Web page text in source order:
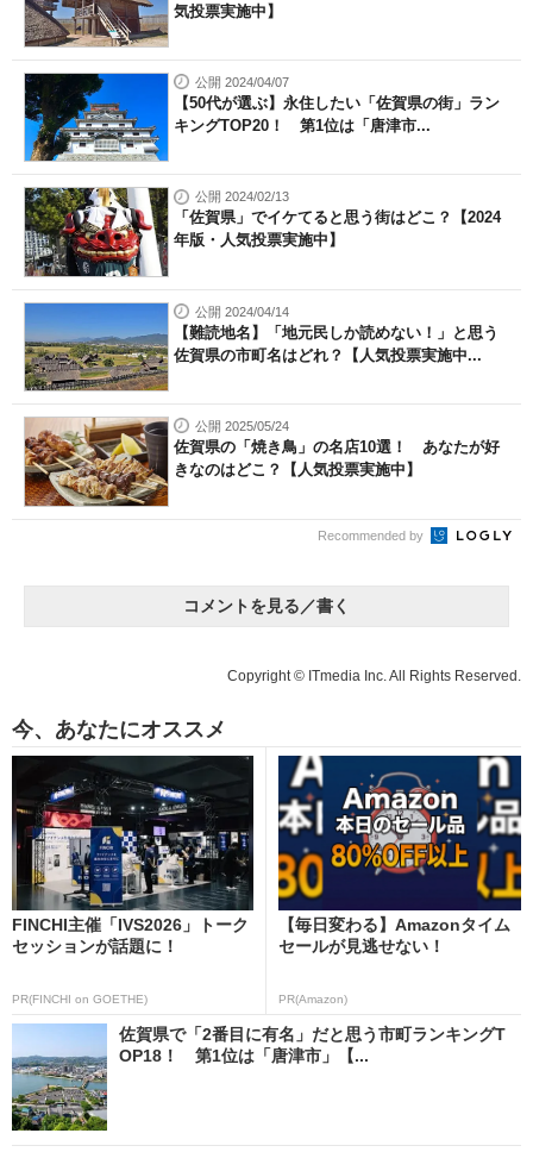
気投票実施中】
公開 2024/04/07
【50代が選ぶ】永住したい「佐賀県の街」ラン
キングTOP20！ 第1位は「唐津市...
公開 2024/02/13
「佐賀県」でイケてると思う街はどこ？【2024
年版・人気投票実施中】
公開 2024/04/14
【難読地名】「地元民しか読めない！」と思う
佐賀県の市町名はどれ？【人気投票実施中...
公開 2025/05/24
佐賀県の「焼き鳥」の名店10選！ あなたが好
きなのはどこ？【人気投票実施中】
Recommended by
コメントを見る／書く
Copyright © ITmedia Inc. All Rights Reserved.
今、あなたにオススメ
FINCHI主催「IVS2026」トーク
セッションが話題に！
PR(FINCHI on GOETHE)
【毎日変わる】Amazonタイム
セールが見逃せない！
PR(Amazon)
佐賀県で「2番目に有名」だと思う市町ランキングT
OP18！ 第1位は「唐津市」【...